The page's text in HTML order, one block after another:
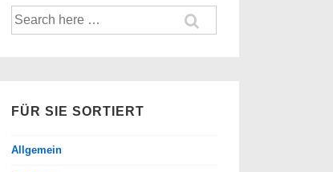
Suche
nach:
FÜR SIE SORTIERT
Allgemein